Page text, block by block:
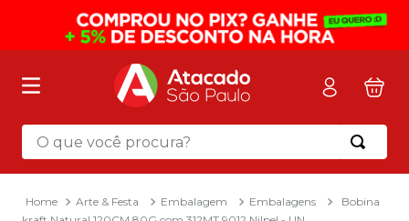
O que você procura?
Arte & Festa Embalagem Embalagens
Bobina
Termos mais buscados
mochila